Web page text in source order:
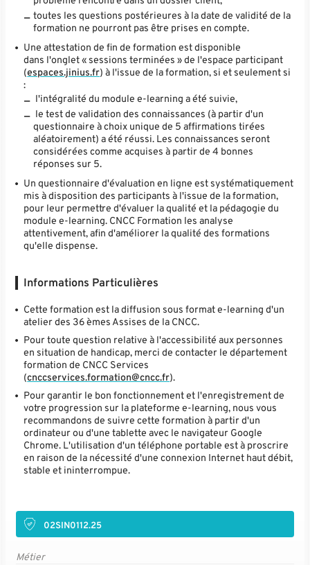
toutes les questions postérieures à la date de validité de la
formation ne pourront pas être prises en compte.
Une attestation de fin de formation est disponible
dans l'onglet « sessions terminées » de l'espace participant
(espaces.jinius.fr) à l'issue de la formation, si et seulement si
:
l'intégralité du module e-learning a été suivie,
le test de validation des connaissances (à partir d'un
questionnaire à choix unique de 5 affirmations tirées
aléatoirement) a été réussi. Les connaissances seront
considérées comme acquises à partir de 4 bonnes
réponses sur 5.
Un questionnaire d'évaluation en ligne est systématiquement
mis à disposition des participants à l'issue de la formation,
pour leur permettre d'évaluer la qualité et la pédagogie du
module e-learning. CNCC Formation les analyse
attentivement, afin d'améliorer la qualité des formations
qu'elle dispense.
Informations Particulières
Cette formation est la diffusion sous format e-learning d'un
atelier des 36 èmes Assises de la CNCC.
Pour toute question relative à l'accessibilité aux personnes
en situation de handicap, merci de contacter le département
formation de CNCC Services
(cnccservices.formation@cncc.fr).
Pour garantir le bon fonctionnement et l'enregistrement de
votre progression sur la plateforme e-learning, nous vous
recommandons de suivre cette formation à partir d'un
ordinateur ou d'une tablette avec le navigateur Google
Chrome. L'utilisation d'un téléphone portable est à proscrire
en raison de la nécessité d'une connexion Internet haut débit,
stable et ininterrompue.
02SIN0112.25
Métier